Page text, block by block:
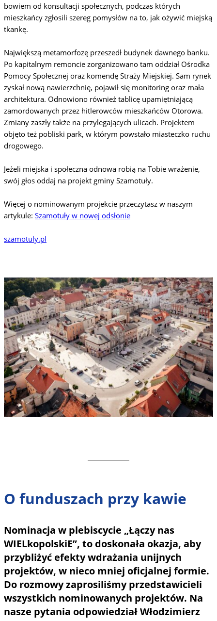
bowiem od konsultacji społecznych, podczas których
mieszkańcy zgłosili szereg pomysłów na to, jak ożywić miejską
tkankę.
Największą metamorfozę przeszedł budynek dawnego banku.
Po kapitalnym remoncie zorganizowano tam oddział Ośrodka
Pomocy Społecznej oraz komendę Straży Miejskiej. Sam rynek
zyskał nową nawierzchnię, pojawił się monitoring oraz mała
architektura. Odnowiono również tablicę upamiętniającą
zamordowanych przez hitlerowców mieszkańców Otorowa.
Zmiany zaszły także na przylegających ulicach. Projektem
objęto też pobliski park, w którym powstało miasteczko ruchu
drogowego.
Jeżeli miejska i społeczna odnowa robią na Tobie wrażenie,
swój głos oddaj na projekt gminy Szamotuły.
Więcej o nominowanym projekcie przeczytasz w naszym
artykule: Szamotuły w nowej odsłonie
szamotuly.pl
O funduszach przy kawie
Nominacja w plebiscycie „Łączy nas
WIELkopolskiE”, to doskonała okazja, aby
przybliżyć efekty wdrażania unijnych
projektów, w nieco mniej oficjalnej formie.
Do rozmowy zaprosiliśmy przedstawicieli
wszystkich nominowanych projektów. Na
nasze pytania odpowiedział Włodzimierz